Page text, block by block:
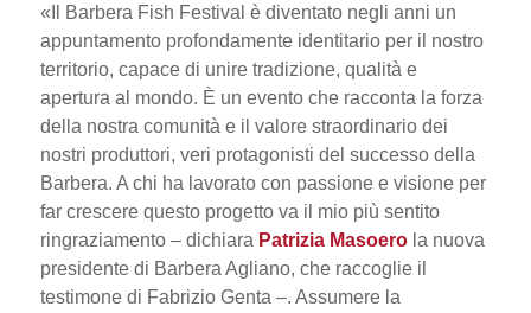
« Il Barbera Fish Festival è diventato negli anni un
appuntamento profondamente identitario per il nostro
territorio, capace di unire tradizione, qualità e
apertura al mondo. È un evento che racconta la forza
della nostra comunità e il valore straordinario dei
nostri produttori, veri protagonisti del successo della
Barbera. A chi ha lavorato con passione e visione per
far crescere questo progetto va il mio più sentito
ringraziamento– dichiara Patrizia Masoero la nuova
presidente di Barbera Agliano, che raccoglie il
testimone di Fabrizio Genta –. Assumere la